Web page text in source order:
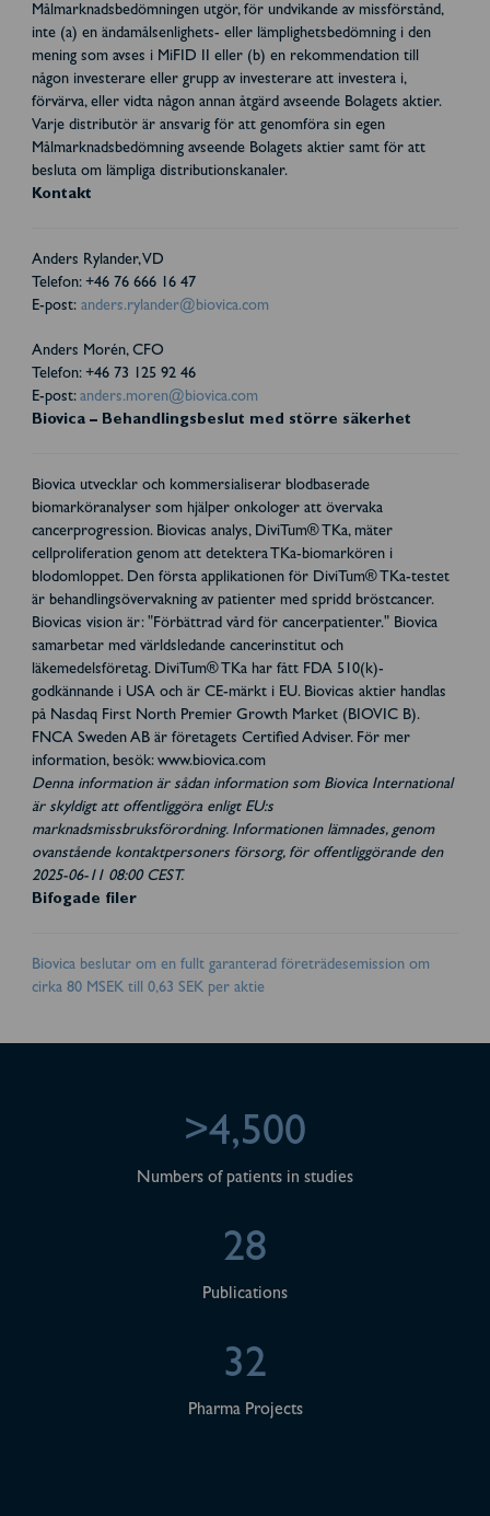
Målmarknadsbedömningen utgör, för undvikande av missförstånd,
inte (a) en ändamålsenlighets- eller lämplighetsbedömning i den
mening som avses i MiFID II eller (b) en rekommendation till
någon investerare eller grupp av investerare att investera i,
förvärva, eller vidta någon annan åtgärd avseende Bolagets aktier.
Varje distributör är ansvarig för att genomföra sin egen
Målmarknadsbedömning avseende Bolagets aktier samt för att
besluta om lämpliga distributionskanaler.
Kontakt
Anders Rylander, VD
Telefon: +46 76 666 16 47
E-post: anders.rylander@biovica.com
Anders Morén, CFO
Telefon: +46 73 125 92 46
E-post: anders.moren@biovica.com
Biovica – Behandlingsbeslut med större säkerhet
Biovica utvecklar och kommersialiserar blodbaserade
biomarköranalyser som hjälper onkologer att övervaka
cancerprogression. Biovicas analys, DiviTum® TKa, mäter
cellproliferation genom att detektera TKa-biomarkören i
blodomloppet. Den första applikationen för DiviTum® TKa-testet
är behandlingsövervakning av patienter med spridd bröstcancer.
Biovicas vision är: "Förbättrad vård för cancerpatienter." Biovica
samarbetar med världsledande cancerinstitut och
läkemedelsföretag. DiviTum® TKa har fått FDA 510(k)-
godkännande i USA och är CE-märkt i EU. Biovicas aktier handlas
på Nasdaq First North Premier Growth Market (BIOVIC B).
FNCA Sweden AB är företagets Certified Adviser. För mer
information, besök: www.biovica.com
Denna information är sådan information som Biovica International
är skyldigt att offentliggöra enligt EU:s
marknadsmissbruksförordning. Informationen lämnades, genom
ovanstående kontaktpersoners försorg, för offentliggörande den
2025-06-11 08:00 CEST.
Bifogade filer
Biovica beslutar om en fullt garanterad företrädesemission om
cirka 80 MSEK till 0,63 SEK per aktie
>4,500
Numbers of patients in studies
28
Publications
32
Pharma Projects